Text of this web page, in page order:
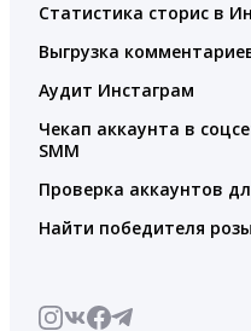
Статистика сторис в
Выгрузка
Аудит Инстаграм
Чекап аккаунта в
SMM
Проверка аккаунтов
Найти победителя